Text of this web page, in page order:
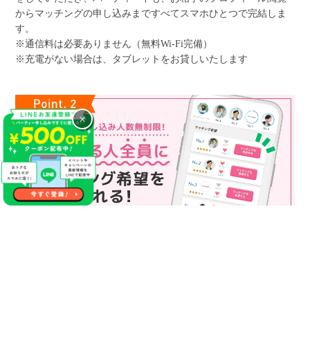
からマッチングの申し込みまですべてスマホひとつで完結しま
す。
※通信料は必要ありません（無料Wi-Fi完備）
※充電がない場合は、タブレットをお貸しいたします
×